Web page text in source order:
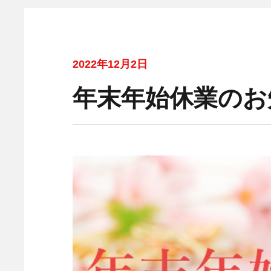
2022年12月2日
年末年始休業の